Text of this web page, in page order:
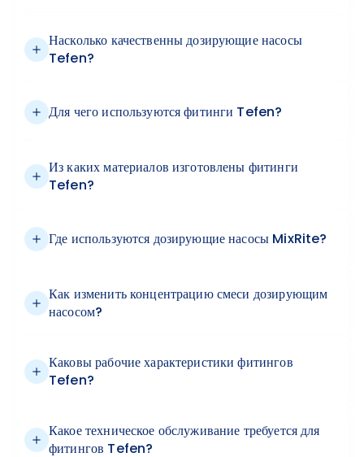
Насколько качественны дозирующие насосы
Tefen?
Для чего используются фитинги Tefen?
Из каких материалов изготовлены фитинги
Tefen?
Где используются дозирующие насосы MixRite?
Как изменить концентрацию смеси дозирующим
насосом?
Каковы рабочие характеристики фитингов
Tefen?
Какое техническое обслуживание требуется для
фитингов Tefen?